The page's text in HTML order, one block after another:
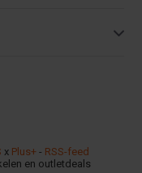
x Plus+ - RSS-feed
en outletdeals